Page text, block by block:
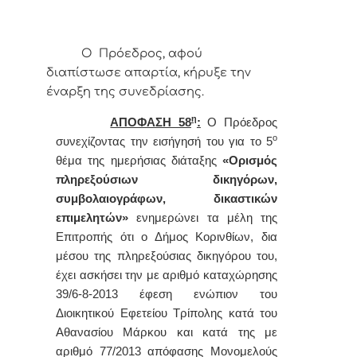
Ο Πρόεδρος, αφού
διαπίστωσε απαρτία, κήρυξε την
έναρξη της συνεδρίασης.
ΑΠΟΦΑΣΗ 58η: Ο
Πρόεδρος
συνεχίζοντας την εισήγησή του για το 5ο
θέμα της ημερήσιας διάταξης«Ορισμός
πληρεξούσιων δικηγόρων,
συμβολαιογράφων, δικαστικών
επιμελητών»ενημερώνει τα μέλη της
Επιτροπής ότι
ο Δήμος Κορινθίων, δια
μέσου της πληρεξούσιας δικηγόρου του,
έχει ασκήσει την με αριθμό καταχώρησης
39/6-8-2013 έφεση ενώπιον του
Διοικητικού Εφετείου Τρίπολης κατά του
Αθανασίου Μάρκου και κατά της με
αριθμό 77/2013 απόφασης Μονομελούς